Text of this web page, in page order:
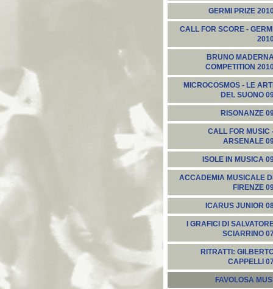
GERMI PRIZE
CALL FOR SCORE - GERMI
BRUNO MADERNA
COMPETITION
MICROCOSMOS - LE ARTI
DEL SUONO
RISONANZE
CALL FOR MUSIC
ARSENALE
ISOLE IN MUSICA
ACCADEMIA MUSICALE DI
FIRENZE
ICARUS JUNIOR
I GRAFICI DI
SCIARRINO 07
RITRATTI:
CAPPELLI 07
FAVOLOSA